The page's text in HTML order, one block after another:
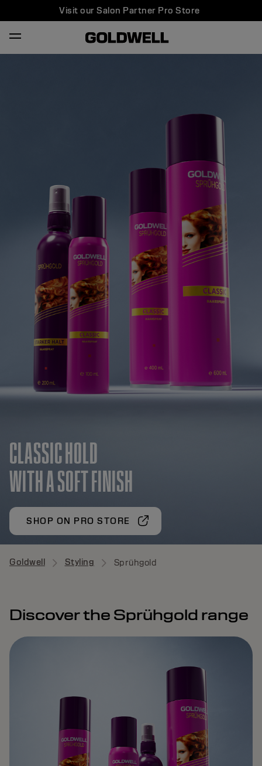
Visit our Salon Partner Pro Store
CLASSIC HOLD
WITH A SOFT FINISH
SHOP ON PRO STORE
Goldwell Styling Sprühgold
Discover the Sprühgold range